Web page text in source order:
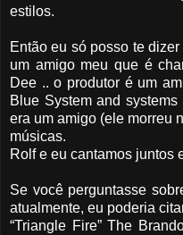
estilos.
Então eu só posso te
um amigo meu que é
Dee .. o produtor é um
Blue System and
era um amigo (ele morreu
músicas.
Rolf e eu cantamos juntos
Se você perguntasse
atualmente, eu poderia
“Triangle Fire” The